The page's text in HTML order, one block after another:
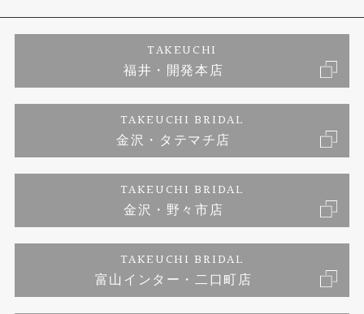
婚約ネックレス
エタニティリング
ブランドリスト
ジュエリーリフォーム
福井指輪工房｜手作りペアリング
福井指輪工房｜手作り結婚指輪 and 婚約指輪
福井指輪工房｜手作り婚約指輪 プロポーズプラン
お客様の声
プライバシーポリシー
TAKEUCHI
福井・開発本店
TAKEUCHI BRIDAL
金沢・タテマチ店
TAKEUCHI BRIDAL
金沢・野々市店
TAKEUCHI BRIDAL
富山インター・二口町店